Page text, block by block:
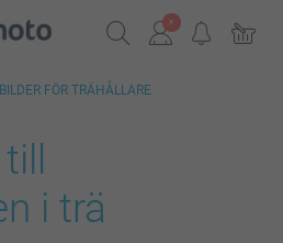
FÖR TRÄHÅLLARE
i trä